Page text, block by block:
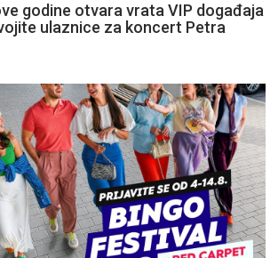
godine otvara vrata VIP događaja
ulaznice za koncert Petra